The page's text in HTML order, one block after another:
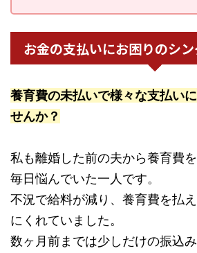
お金の支払いにお困りのシン
養育費の未払いで様々な支払い
せんか？
私も離婚した前の夫から養育費
毎日悩んでいた一人です。
不況で給料が減り、養育費を払
にくれていました。
数ヶ月前までは少しだけの振込